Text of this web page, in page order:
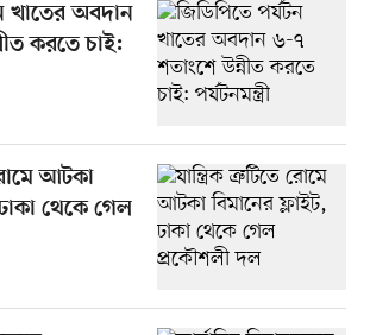
খাতের অবদান
করতে চাই:
আটকা
থেকে গেল